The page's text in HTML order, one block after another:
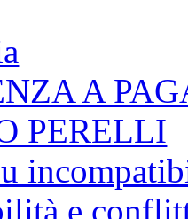
A
PERELLI
e